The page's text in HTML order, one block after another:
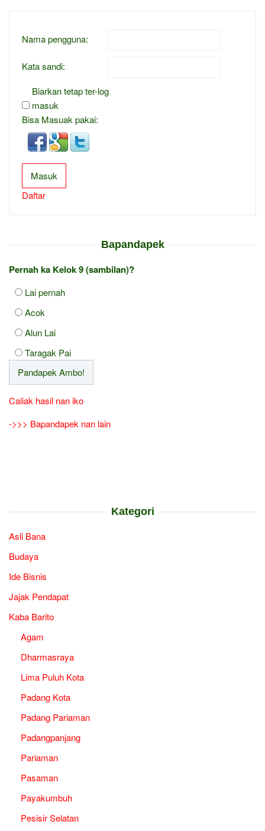
Nama pengguna:
Kata sandi:
Biarkan tetap ter-log
masuk
Bisa Masuak pakai:
Masuk
Daftar
Bapandapek
Pernah ka Kelok 9 (sambilan)?
Lai pernah
Acok
Alun Lai
Taragak Pai
Caliak hasil nan iko
->>> Bapandapek nan lain
Kategori
Asli Bana
Budaya
Ide Bisnis
Jajak Pendapat
Kaba Barito
Agam
Dharmasraya
Lima Puluh Kota
Padang Kota
Padang Pariaman
Padangpanjang
Pariaman
Pasaman
Payakumbuh
Pesisir Selatan